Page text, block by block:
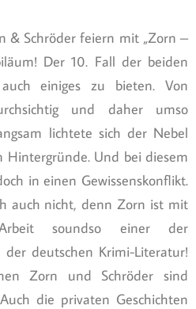
& Schröder feiern mit „Zorn –
Der 10. Fall der beiden
einiges zu bieten. Von
und daher umso
lichtete sich der Nebel
Und bei diesem
in einen Gewissenskonflikt.
auch nicht, denn Zorn ist mit
soundso einer der
der deutschen Krimi-Literatur!
Zorn und Schröder sind
die privaten Geschichten